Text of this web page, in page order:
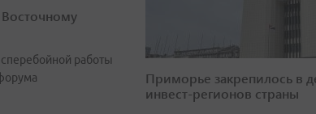
Восточному
работы
Приморье закрепилось в
инвест-регионов страны